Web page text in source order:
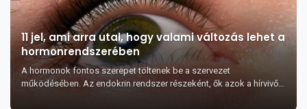
11 jel, ami arra utal, hogy valami változás lehet a
hormonrendszerében
A hormonok fontos szerepet töltenek be a szervezet
működésében. Az endokrin rendszer részeként, ők azok a hírvivő